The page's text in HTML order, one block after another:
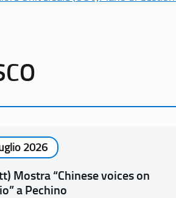
2026
Mostra “Chinese voices on
a Pechino